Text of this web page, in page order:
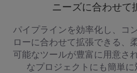
ニーズに合わせて
パイプラインを効率化し、コ
ローに合わせて拡張できる、
可能なツールが豊富に用意さ
なプロジェクトにも簡単に